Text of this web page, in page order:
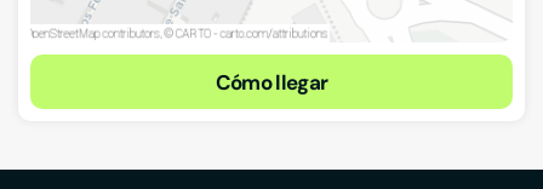
Cómo llegar